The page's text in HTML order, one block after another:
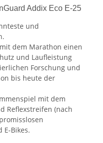
Addix Eco E-25
und
dem Marathon einen
und Laufleistung
Forschung und
bis heute der
mit dem
Reflexstreifen (nach
Bikes.